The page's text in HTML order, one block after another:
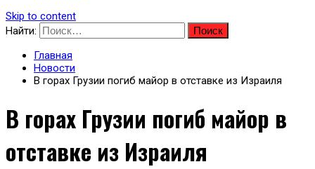
Skip to content
Найти:
Главная
Новости
В горах Грузии погиб майор в отставке из Израиля
В горах Грузии погиб майор в
отставке из Израиля